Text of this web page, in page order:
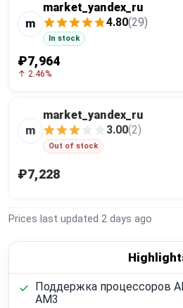
m
market_yandex_ru
4.80(29)
In stock
₽7,964
↑ 2.46%
m
market_yandex_ru
3.00(2)
Out of stock
₽7,228
Prices last updated 2 days ago
Поддержка процессоров
AM3